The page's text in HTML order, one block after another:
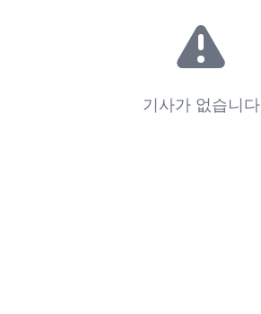
기사가 없습니다